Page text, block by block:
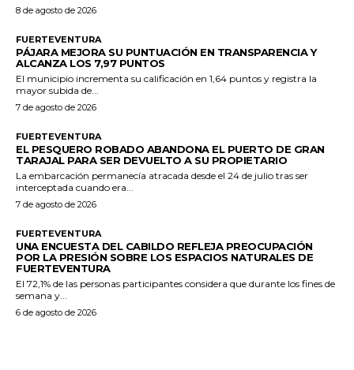
8 de agosto de 2026
FUERTEVENTURA
PÁJARA MEJORA SU PUNTUACIÓN EN TRANSPARENCIA Y
ALCANZA LOS 7,97 PUNTOS
El municipio incrementa su calificación en 1,64 puntos y registra la
mayor subida de...
7 de agosto de 2026
FUERTEVENTURA
EL PESQUERO ROBADO ABANDONA EL PUERTO DE GRAN
TARAJAL PARA SER DEVUELTO A SU PROPIETARIO
La embarcación permanecía atracada desde el 24 de julio tras ser
interceptada cuando era...
7 de agosto de 2026
FUERTEVENTURA
UNA ENCUESTA DEL CABILDO REFLEJA PREOCUPACIÓN
POR LA PRESIÓN SOBRE LOS ESPACIOS NATURALES DE
FUERTEVENTURA
El 72,1% de las personas participantes considera que durante los fines de
semana y...
6 de agosto de 2026